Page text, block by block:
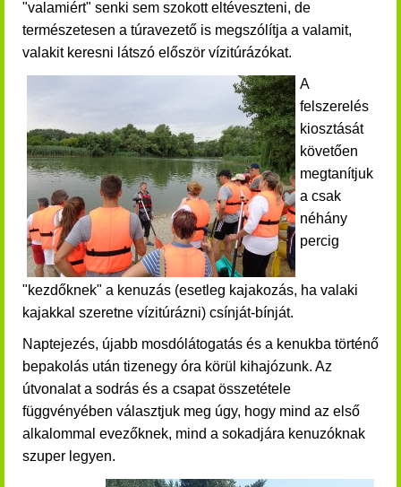
"valamiért" senki sem szokott eltéveszteni, de
természetesen a túravezető is megszólítja a valamit,
valakit keresni látszó először vízitúrázókat.
A
felszerelés
kiosztását
követően
megtanítjuk
a csak
néhány
percig
"kezdőknek" a kenuzás (esetleg kajakozás, ha valaki
kajakkal szeretne vízitúrázni) csínját-bínját.
Naptejezés, újabb mosdólátogatás és a kenukba történő
bepakolás után tizenegy óra körül kihajózunk. Az
útvonalat a sodrás és a csapat összetétele
függvényében választjuk meg úgy, hogy mind az első
alkalommal evezőknek, mind a sokadjára kenuzóknak
szuper legyen.